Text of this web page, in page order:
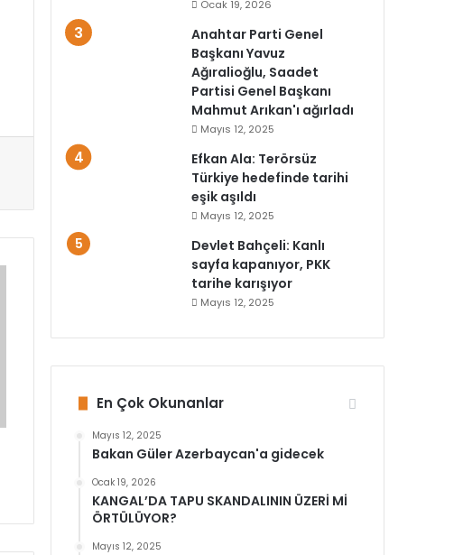
Ocak 19, 2026
Anahtar Parti Genel
Başkanı Yavuz
Ağıralioğlu, Saadet
Partisi Genel Başkanı
Mahmut Arıkan'ı ağırladı
Mayıs 12, 2025
Efkan Ala: Terörsüz
Türkiye hedefinde tarihi
eşik aşıldı
Mayıs 12, 2025
Devlet Bahçeli: Kanlı
sayfa kapanıyor, PKK
tarihe karışıyor
Mayıs 12, 2025
En Çok Okunanlar
Mayıs 12, 2025
Bakan Güler Azerbaycan'a gidecek
Ocak 19, 2026
KANGAL’DA TAPU SKANDALININ ÜZERİ Mİ
ÖRTÜLÜYOR?
Mayıs 12, 2025